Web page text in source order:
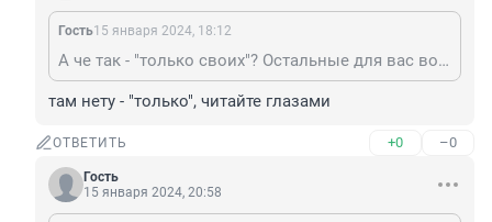
Гость15 января 2024, 18:12
А че так - "только своих"? Остальные для вас волки?
там нету - "только", читайте глазами
ОТВЕТИТЬ +0 –0
Гость
15 января 2024, 20:58